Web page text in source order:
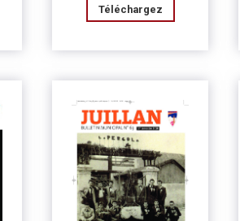
Téléchargez